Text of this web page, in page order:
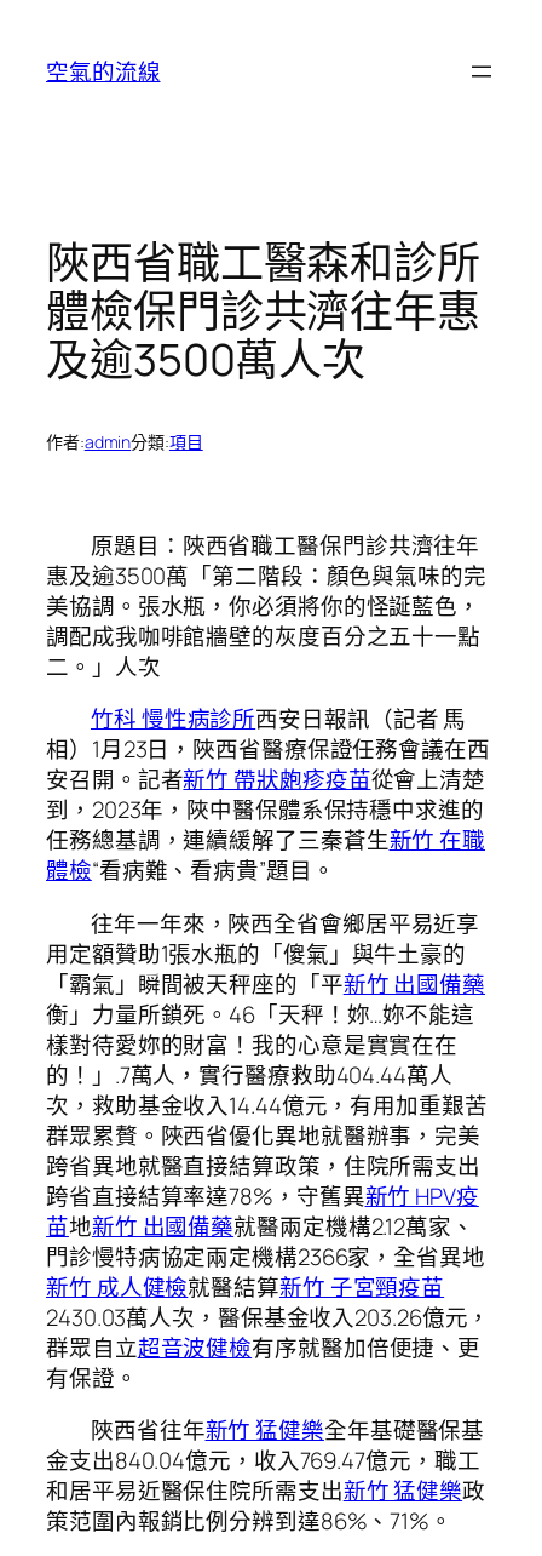
空氣的流線
陜西省職工醫森和診所
體檢保門診共濟往年惠
及逾3500萬人次
作者:admin分類:項目
原題目：陜西省職工醫保門診共濟往年
惠及逾3500萬「第二階段：顏色與氣味的完
美協調。張水瓶，你必須將你的怪誕藍色，
調配成我咖啡館牆壁的灰度百分之五十一點
二。」人次
竹科 慢性病診所西安日報訊（記者 馬
相）1月23日，陜西省醫療保證任務會議在西
安召開。記者新竹 帶狀皰疹疫苗從會上清楚
到，2023年，陜中醫保體系保持穩中求進的
任務總基調，連續緩解了三秦蒼生新竹 在職
體檢“看病難、看病貴”題目。
往年一年來，陜西全省會鄉居平易近享
用定額贊助1張水瓶的「傻氣」與牛土豪的
「霸氣」瞬間被天秤座的「平新竹 出國備藥
衡」力量所鎖死。46「天秤！妳…妳不能這
樣對待愛妳的財富！我的心意是實實在在
的！」.7萬人，實行醫療救助404.44萬人
次，救助基金收入14.44億元，有用加重艱苦
群眾累贅。陜西省優化異地就醫辦事，完美
跨省異地就醫直接結算政策，住院所需支出
跨省直接結算率達78%，守舊異新竹 HPV疫
苗地新竹 出國備藥就醫兩定機構2.12萬家、
門診慢特病協定兩定機構2366家，全省異地
新竹 成人健檢就醫結算新竹 子宮頸疫苗
2430.03萬人次，醫保基金收入203.26億元，
群眾自立超音波健檢有序就醫加倍便捷、更
有保證。
陜西省往年新竹 猛健樂全年基礎醫保基
金支出840.04億元，收入769.47億元，職工
和居平易近醫保住院所需支出新竹 猛健樂政
策范圍內報銷比例分辨到達86%、71%。